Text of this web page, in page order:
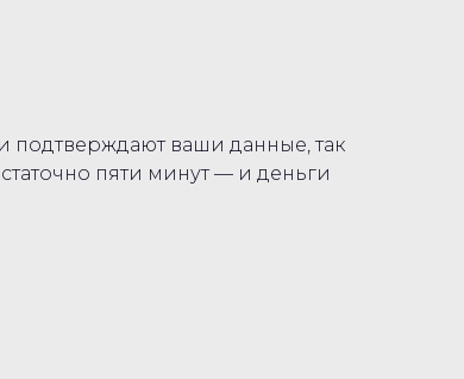
подтверждают ваши данные, так
пяти минут — и деньги